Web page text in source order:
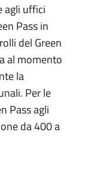
agli uffici
Pass in
del Green
al momento
la
Per le
Pass agli
da 400 a